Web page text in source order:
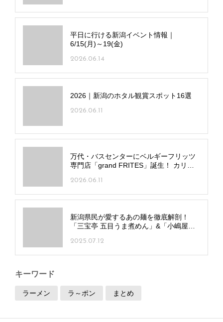
平日に行ける新潟イベント情報｜
6/15(月)～19(金)
2026.06.14
2026｜新潟のホタル観賞スポット16選
2026.06.11
万代・バスセンターにベルギーフリッツ
専門店「grand FRITES」誕生！ カリカ
限大
2026.06.11
新潟県民が愛するあの麺を徹底解剖！
「三宝亭 五目うま煮めん」&「小嶋屋総
2025.07.12
キーワード
ラーメン ラ～ポン まとめ